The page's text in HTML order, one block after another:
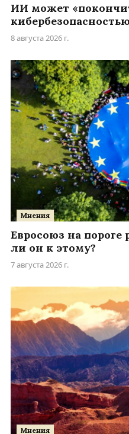
ИИ может
кибербезопасностью
8 августа 2026 г.
Мнения
Евросоюз на пороге
ли он к этому?
7 августа 2026 г.
Мнения